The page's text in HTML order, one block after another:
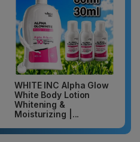
WHITE INC Alpha Glow
White Body Lotion
Whitening &
Moisturizing |...